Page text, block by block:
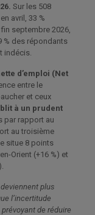
Sur les 508
avril, 33 %
septembre 2026,
% des répondants
indécis.
d’emploi (Net
entre le
et ceux
à un prudent
par rapport au
au troisième
situe 8 points
Orient (+16 %) et
plus
l’incertitude
de réduire